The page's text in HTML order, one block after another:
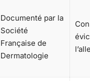
Documenté par la
Société
Française de
Dermatologie